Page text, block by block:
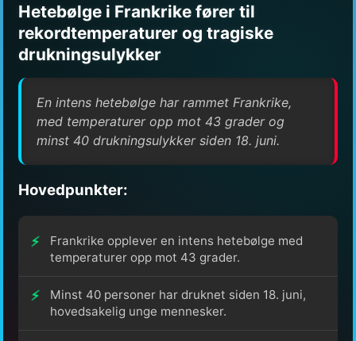
Hetebølge i Frankrike fører til
rekordtemperaturer og tragiske
drukningsulykker
En intens hetebølge har rammet Frankrike,
med temperaturer opp mot 43 grader og
minst 40 drukningsulykker siden 18. juni.
Hovedpunkter:
Frankrike opplever en intens hetebølge med
temperaturer opp mot 43 grader.
Minst 40 personer har druknet siden 18. juni,
hovedsakelig unge mennesker.